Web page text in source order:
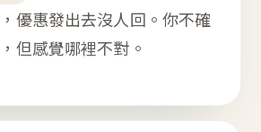
優惠發出去沒人回。你不確
但感覺哪裡不對。